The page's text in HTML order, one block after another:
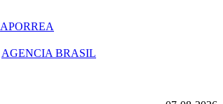
APORREA
AGENCIA BRASIL